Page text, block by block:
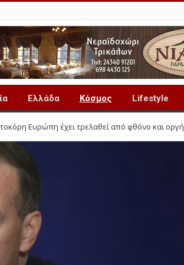
Ελλάδα Κόσμος Lifestyle
Ευρώπη έχει τρελαθεί από φθόνο και οργή